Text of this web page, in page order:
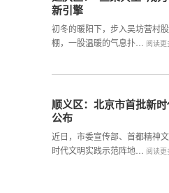
新引擎
初冬的暖阳下，步入吴坊营村
棚，一股温暖的气息扑…
阅读更
顺义区：北京市首批新
公布
近日，市委宣传部、首都精神
时代文明实践示范阵地…
阅读更